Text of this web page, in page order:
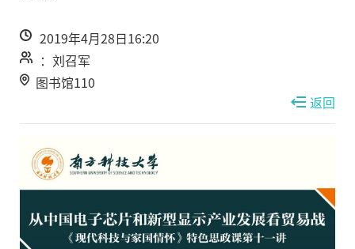
2019年4月28日16:20
：刘召军
图书馆110
返回